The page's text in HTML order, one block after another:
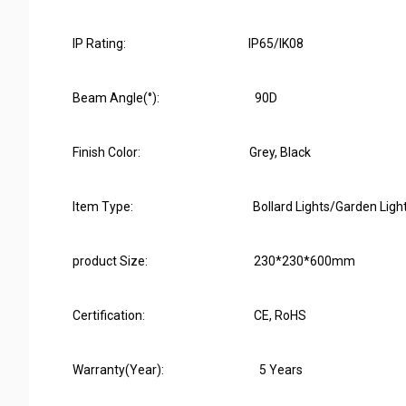
IP Rating: IP65/IK08
Beam Angle(°): 90D
Finish Color: Grey, Black
Item Type: Bollard Lights/Garden
product Size: 230*230*600mm
Certification: CE, RoHS
Warranty(Year): 5 Years